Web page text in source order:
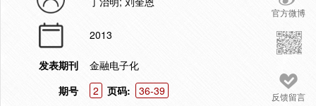
官方微博
反馈留言
2013
发表期刊
金融电子化
期号
2 页码:
36-39